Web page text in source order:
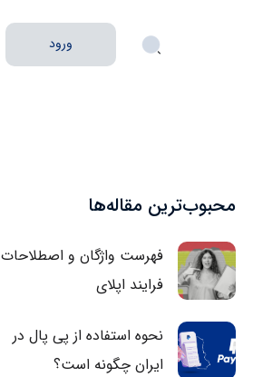
ورود
محبوب‌ترین‌ مقاله‌ها
فهرست واژگان و اصطلاحات
فرایند اپلای
نحوه استفاده از پی پال در
ایران چگونه است؟